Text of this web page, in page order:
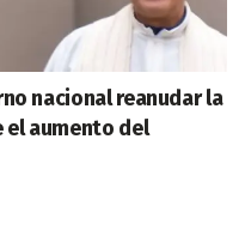
nacional reanudar la
el aumento del